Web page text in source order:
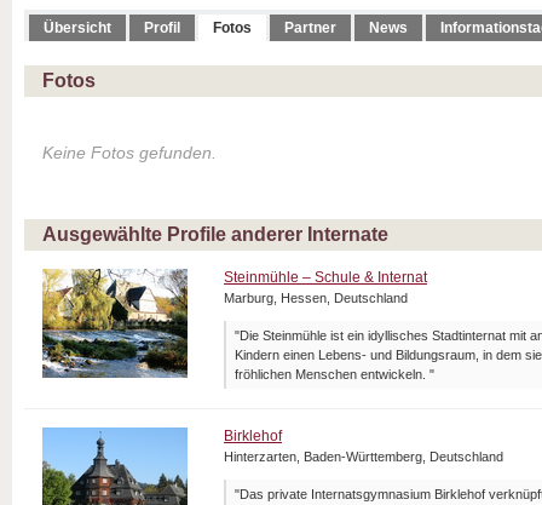
Übersicht Profil Fotos Partner News
Fotos
Keine Fotos gefunden.
Ausgewählte Profile anderer Internate
Steinmühle – Schule & Internat
Marburg, Hessen, Deutschland
"Die Steinmühle ist ein idyllisches Stadtinternat mit
Kindern einen Lebens- und Bildungsraum, in dem
fröhlichen Menschen entwickeln. "
Birklehof
Hinterzarten, Baden-Württemberg, Deutschland
"Das private Internatsgymnasium Birklehof